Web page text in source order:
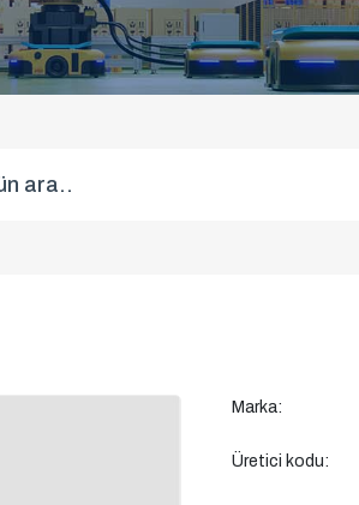
Marka:
Üretici kodu: